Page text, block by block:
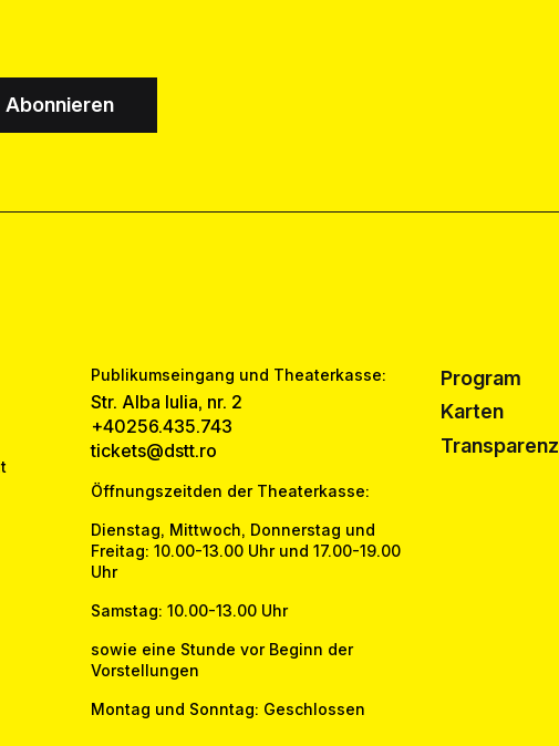
Abonnieren
Publikumseingang und Theaterkasse:
Str. Alba Iulia, nr. 2
+40256.435.743
tickets@dstt.ro
Öffnungszeitden der Theaterkasse:
Dienstag, Mittwoch, Donnerstag und
Freitag: 10.00-13.00 Uhr und 17.00-19.00
Uhr
Samstag: 10.00-13.00 Uhr
sowie eine Stunde vor Beginn der
Vorstellungen
Montag und Sonntag: Geschlossen
Program
Karten
Transparenz